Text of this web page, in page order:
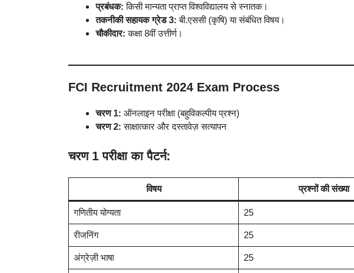
प्रबंधक: किसी मान्यता प्राप्त विश्वविद्यालय से स्नातक।
तकनीकी सहायक ग्रेड 3: बी.एससी (कृषि) या संबंधित विषय।
चौकीदार: कक्षा 8वीं उत्तीर्ण।
FCI Recruitment 2024 Exam Process
चरण 1: ऑनलाइन परीक्षा (बहुविकल्पीय प्रश्न)
चरण 2: साक्षात्कार और दस्तावेज़ सत्यापन
चरण 1 परीक्षा का पैटर्न:
विषय प्रश्नों की संख्या
गणितीय योग्यता 25
रीजनिंग 25
अंग्रेज़ी भाषा 25